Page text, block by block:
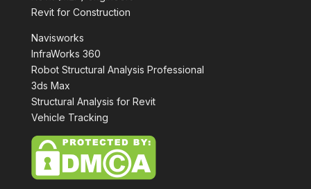
Revit for Construction
Navisworks
InfraWorks 360
Robot Structural Analysis Professional
3ds Max
Structural Analysis for Revit
Vehicle Tracking